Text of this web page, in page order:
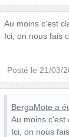
Au moins c'est
Ici, on nous fais
Posté le 21/03/
BergaMote a
Au moins c'est
Ici, on nous